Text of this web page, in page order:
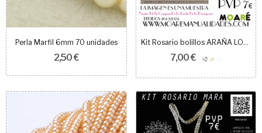
Perla Marfil 6mm 70 unidades
2,50 €
Kit Rosario bolillos ARAÑA LOLA
7,00 €